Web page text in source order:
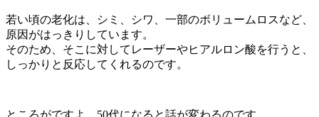
若い頃の老化は、シミ、シワ、一部のボリュームロスなど、
原因がはっきりしています。
そのため、そこに対してレーザーやヒアルロン酸を行うと、
しっかりと反応してくれるのです。
ところがですよ、50代になると話が変わるのです。